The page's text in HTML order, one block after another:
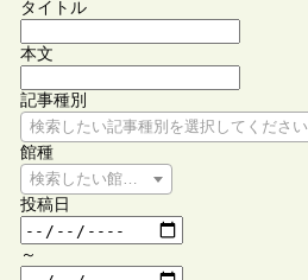
タイトル
本文
記事種別
検索したい記事種別を選択してください
館種
検索したい館種を選択してください
投稿日
～